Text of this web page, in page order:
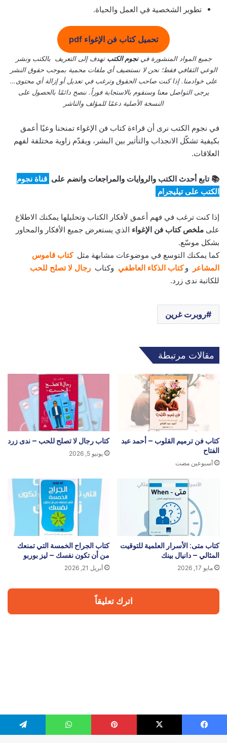
تطوير الشخصية في العمل والحياة.
تحميل كتاب فن الإغواء pdf
جميع المواد المنشورة فينجوم الكتب تهدف إلى التعريف بالكتب ونشر
الوعي الثقافي فقط؛ نحن لا نستضيف أي ملفات محمية بموجب حقوق النشر
على خوادمنا. إذا كنت صاحب الحقوق وترغب في تعديل أو إزالة أي محتوى…
يرجى التواصل معنا وسنقوم بالاستجابة فوراً. ننصح دائمًا بالحصول على
النسخة الأصلية دعمًا للمؤلف والناشر
في نجوم الكتب نرى أن قراءة كتاب فن الإغواء تمنحنا وعيًا أعمق
بكيفية تشكّل الانجذاب والتأثير بين البشر، ويقدّم زاوية مختلفة لفهم
العلاقات.
📚 تابع أحدث الكتب والروايات والمراجعات وانضم على قناة نجوم
الكتب على تيليجرام
إذا كنت ترغب في فهم أعمق لأفكار الكتاب وتحليلها يمكنك الاطلاع
على ملخص كتاب فن الإغواء الذي يستعرض جميع الأفكار والمحاور
بشكل موسّع.
كما يمكنك التوسع في موضوعات مشابهة مثل كتاب قاموس
المشاعر
و كتاب الذكاء العاطفي وكتاب رجال لا تصلح للحب
للكاتبة ندى زرد.
روبرت غرين
مقالات مرتبطة
كتاب فن ترميم القلوب – أحمد عبد
الفتاح
أسبوعين مضت
كتاب رجال لا تصلح للحب – ندى زرد
يونيو 5, 2026
كتاب متى: الأسرار العلمية للتوقيت
المثالي – دانيال بينك
مايو 17, 2026
كتاب الجراح الخمسة التي تمنعك
من أن تكون نفسك – ليز بوربو
أبريل 21, 2026
اترك تعليقاً
فيسبوك ‫X بينتيريست واتساب تيلقرام